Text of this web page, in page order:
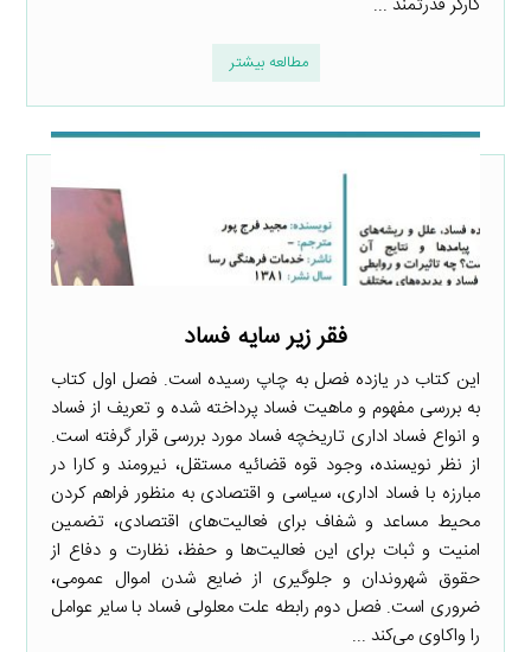
مطالعه بیشتر
فقر زیر سایه فساد
این کتاب در یازده فصل به چاپ رسیده است. فصل اول کتاب
به بررسی مفهوم و ماهیت فساد پرداخته شده و تعریف از فساد
و انواع فساد اداری تاریخچه فساد مورد بررسی قرار گرفته است.
از نظر نویسنده، وجود قوه قضائیه مستقل، نیرومند و کارا در
مبارزه با فساد اداری، سیاسی و اقتصادی به منظور فراهم کردن
محیط مساعد و شفاف برای فعالیت‌های اقتصادی، تضمین
امنیت و ثبات برای این فعالیت‌ها و حفظ، نظارت و دفاع از
حقوق شهروندان و جلوگیری از ضایع شدن اموال عمومی،
ضروری است. فصل دوم رابطه علت معلولی فساد با سایر عوامل
را واکاوی می‌کند ...